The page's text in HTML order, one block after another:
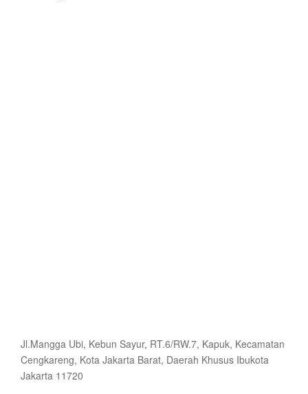
Jl.Mangga Ubi, Kebun Sayur, RT.6/RW.7, Kapuk, Kecamatan
Cengkareng, Kota Jakarta Barat, Daerah Khusus Ibukota
Jakarta 11720